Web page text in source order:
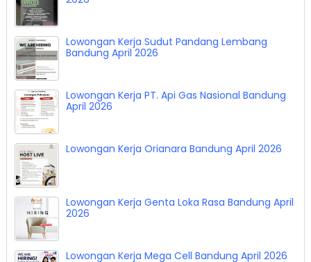
Lowongan Kerja Sudut Pandang Lembang
Bandung April 2026
Lowongan Kerja PT. Api Gas Nasional Bandung
April 2026
Lowongan Kerja Orianara Bandung April 2026
Lowongan Kerja Genta Loka Rasa Bandung April
2026
Lowongan Kerja Mega Cell Bandung April 2026